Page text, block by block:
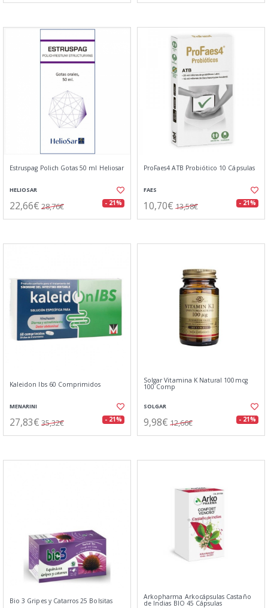
Estruspag Polich Gotas 50 ml Heliosar
HELIOSAR
22,66€ 28,76€ - 21%
ProFaes4 ATB Probiótico 10 Cápsulas
FAES
10,70€ 13,58€ - 21%
Kaleidon Ibs 60 Comprimidos
MENARINI
27,83€ 35,32€ - 21%
Solgar Vitamina K Natural 100mcg
100 Comp
SOLGAR
9,98€ 12,66€ - 21%
Bio 3 Gripes y Catarros 25 Bolsitas Arkopharma Arkocápsulas Castaño
de Indias BIO 45 Cápsulas